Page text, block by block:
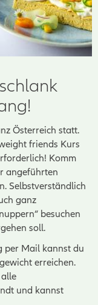
Österreich statt.
friends Kurs
Komm
angeführten
Selbstverständlich
ganz
besuchen
soll.
per Mail kannst du
erreichen.
und kannst